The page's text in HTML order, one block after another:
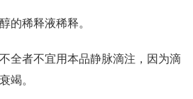
的稀释液稀释。
全者不宜用本品静脉滴注，因为滴
竭。